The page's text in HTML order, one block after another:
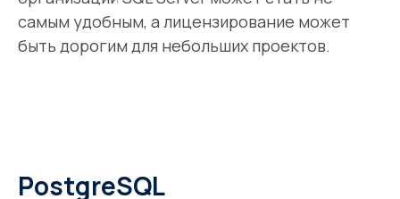
самым удобным, а лицензирование может
быть дорогим для небольших проектов.
PostgreSQL